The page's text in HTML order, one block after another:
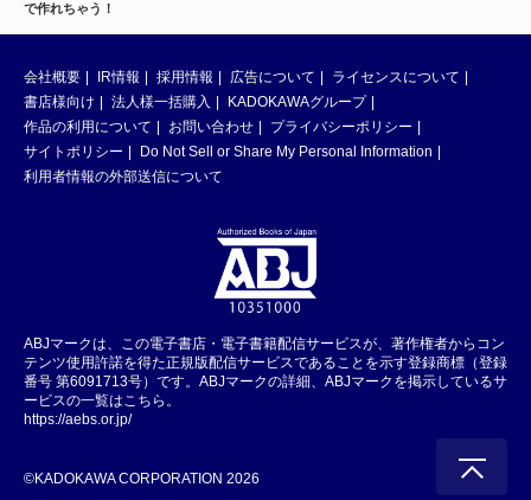
で作れちゃう！
会社概要 IR情報 採用情報 広告について
ライセンスについて
書店様向け
法人様一括購入
KADOKAWAグループ
作品の利用について
お問い合わせ
プライバシーポリシー
サイトポリシー
Do Not Sell or Share My Personal Information
利用者情報の外部送信について
ABJマークは、この電子書店・電子書籍配信サービスが、著作権者からコン
テンツ使用許諾を得た正規版配信サービスであることを示す登録商標（登録
番号 第6091713号）です。ABJマークの詳細、ABJマークを掲示しているサ
ービスの一覧はこちら。
https://aebs.or.jp/
©KADOKAWA CORPORATION 2026